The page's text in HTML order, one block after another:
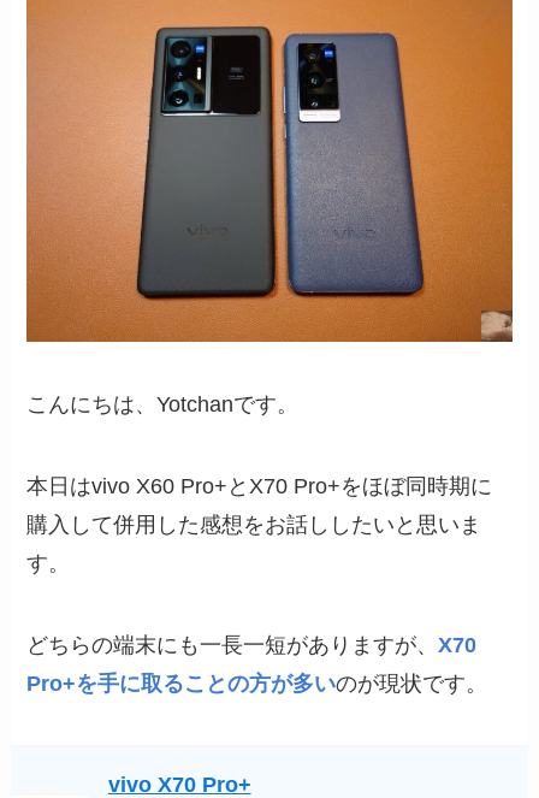
こんにちは、Yotchanです。
本日はvivo X60 Pro+とX70 Pro+をほぼ同時期に
購入して併用した感想をお話ししたいと思いま
す。
どちらの端末にも一長一短がありますが、X70
Pro+を手に取ることの方が多いのが現状です。
vivo X70 Pro+